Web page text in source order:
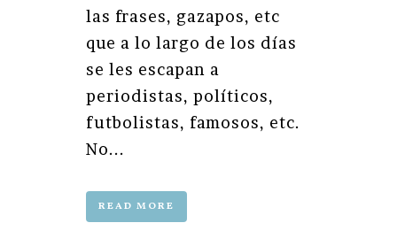
las frases, gazapos, etc
que a lo largo de los días
se les escapan a
periodistas, políticos,
futbolistas, famosos, etc.
No...
READ MORE